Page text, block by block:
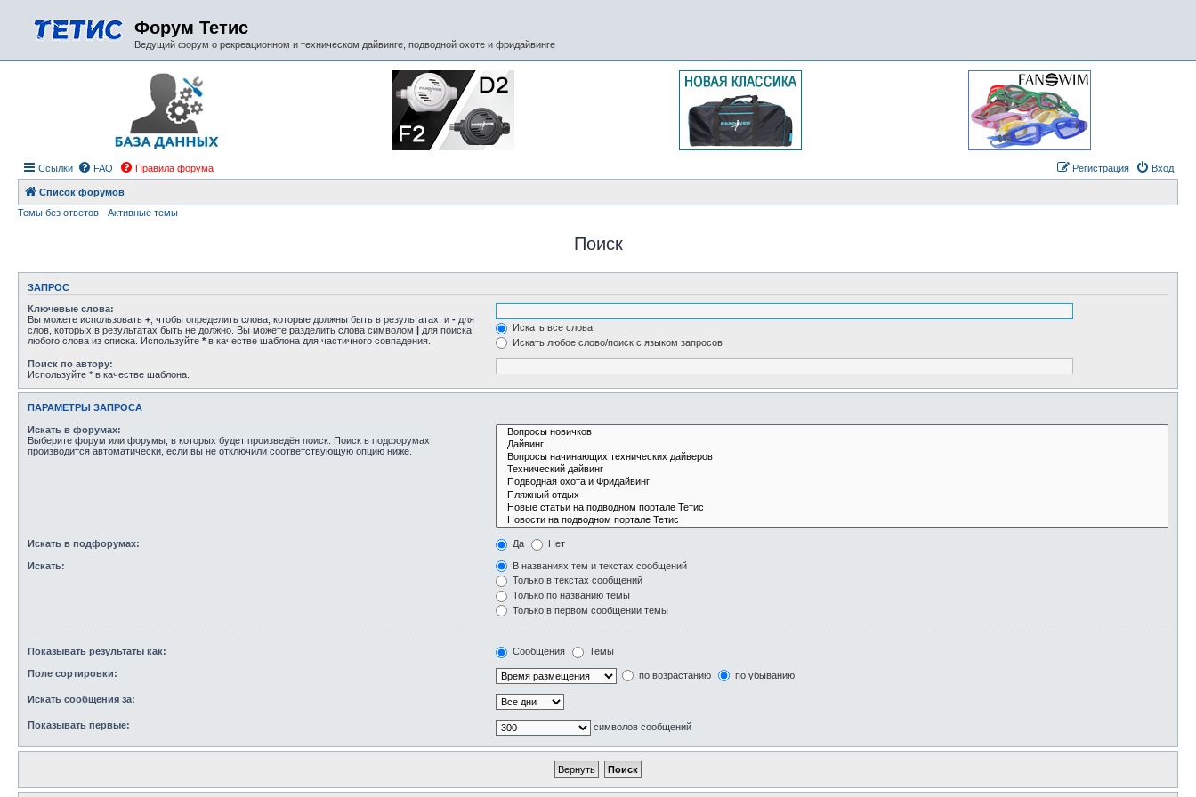
Форум Тетис
Ведущий форум о рекреационном и техническом дайвинге, подводной охоте и фридайвинге
Ссылки FAQ Правила форума Вход
Регистрация
Список форумов
Темы без ответов
Активные темы
Поиск
ЗАПРОС
Ключевые слова:
Вы можете использовать + , чтобы определить слова, которые должны быть в результатах, и - для
слов, которых в результатах быть не должно. Вы можете разделить слова символом | для поиска
любого слова из списка. Используйте * в качестве шаблона для частичного совпадения.
Искать все слова
Искать любое слово/поиск с языком запросов
Поиск по автору:
Используйте * в качестве шаблона.
ПАРАМЕТРЫ ЗАПРОСА
Искать в форумах:
Выберите форум или форумы, в которых будет произведён поиск. Поиск в подфорумах
производится автоматически, если вы не отключили соответствующую опцию ниже.
Искать в подфорумах: Да Нет
Искать:
В названиях тем и текстах сообщений
Только в текстах сообщений
Только по названию темы
Только в первом сообщении темы
Показывать результаты как: Сообщения Темы
Поле сортировки: по возрастанию по убыванию
Искать сообщения за:
Показывать первые: символов сообщений